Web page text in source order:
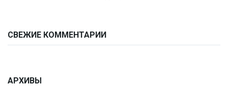
СВЕЖИЕ КОММЕНТАРИИ
АРХИВЫ